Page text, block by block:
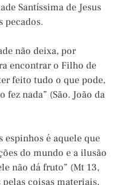
Santíssima de Jesus
pecados.
não deixa, por
encontrar o Filho de
feito tudo o que pode,
fez nada” (São. João da
espinhos é aquele que
do mundo e a ilusão
não dá fruto” (Mt 13,
pelas coisas materiais,